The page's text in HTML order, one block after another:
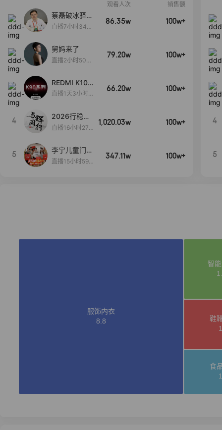
观看人次 销售额
蔡磊破冰驿站
直播间好物分
直播7小时34分
86.35w 100w+
舅妈来了
直播2小时50分
79.20w 100w+
REDMI K100
Pro系列新品
启！
直播1天3小时1
66.20w 100w+
4
2026行稳致
远
直播16小时27
1,020.03w 100w+
5
李宁儿童门店
爆款赤兔8pr
直播15小时59
347.11w 100w+
4
5